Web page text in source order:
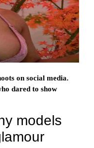
on social media.
dared to show
models